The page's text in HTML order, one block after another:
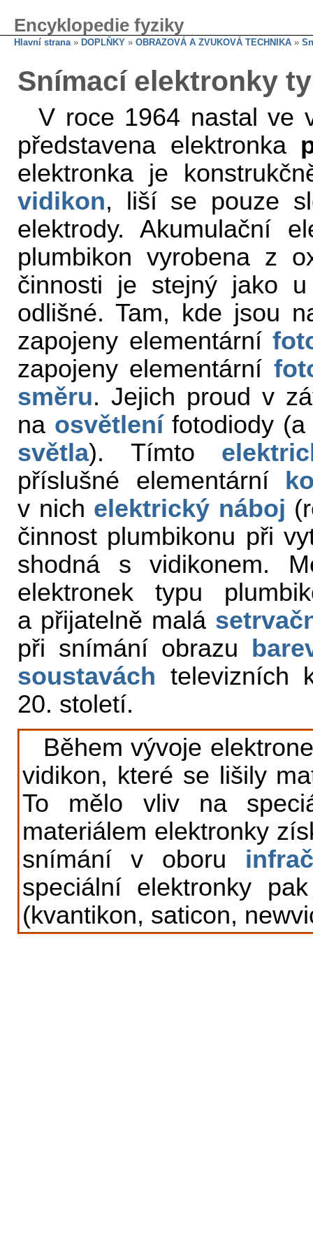
Encyklopedie fyziky
Hlavní strana» DOPLŇKY » OBRAZOVÁ A ZVUKOVÁ TECHNIKA »
Snímací elektronky
V roce 1964 nastal ve
představena elektronka
elektronka je
vidikon, liší se pouze
elektrody. Akumulační
plumbikon vyrobena z
činnosti je stejný jako
odlišné. Tam, kde jsou
zapojeny elementární
zapojeny elementární
směru. Jejich proud v
na osvětlenífotodiody (a
světla). Tímto
příslušné elementární
v nich elektrický náboj
činnost plumbikonu při
shodná s vidikonem.
elektronek typu
a přijatelně malá
při snímání obrazu
soustavách televizních
20. století.
Během vývoje
vidikon, které se lišily
To mělo vliv na
materiálem elektronky
snímání v oboru
speciální elektronky
(kvantikon, saticon,